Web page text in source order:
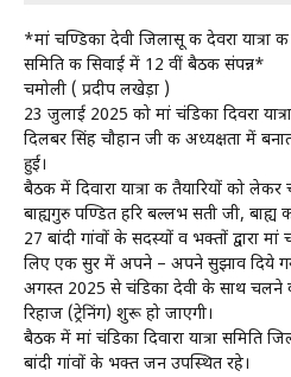
*मां चण्डिका देवी जिलासू की देवरा यात्रा
समिति की सिवाई में 12 वीं बैठक संपन्न*
चमोली ( प्रदीप लखेड़ा )
23 जुलाई 2025 को मां चंडिका दिवरा
दिलबर सिंह चौहान जी की अध्यक्षता में
हुई।
बैठक में दिवारा यात्रा की तैयारियों को
बाह्यगुरु पण्डित हरि बल्लभ सती जी,
27 बांदी गांवों के सदस्यों व भक्तों द्वारा
लिए एक सुर में अपने – अपने सुझाव दिये गये
अगस्त 2025 से चंडिका देवी के साथ चलने
रिहाज (ट्रेनिंग) शुरू हो जाएगी।
बैठक में मां चंडिका दिवारा यात्रा समिति
बांदी गांवों के भक्त जन उपस्थित रहे।